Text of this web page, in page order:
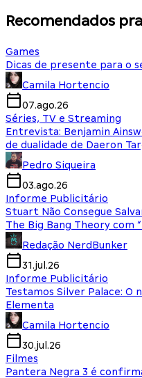
Recomendados
Games
Dicas de presente para o
Camila Hortencio
07.ago.26
Séries, TV e Streaming
Entrevista: Benjamin
de dualidade de Daeron
Pedro Siqueira
03.ago.26
Informe Publicitário
Stuart Não Consegue
The Big Bang Theory com
Redação NerdBunker
31.jul.26
Informe Publicitário
Testamos Silver Palace: O
Elementa
Camila Hortencio
30.jul.26
Filmes
Pantera Negra 3 é